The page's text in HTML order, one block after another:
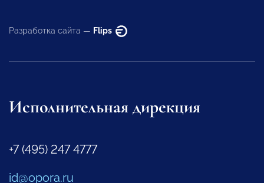
Разработка сайта — Flips
Исполнительная дирекция
+7 (495) 247 4777
id@opora.ru